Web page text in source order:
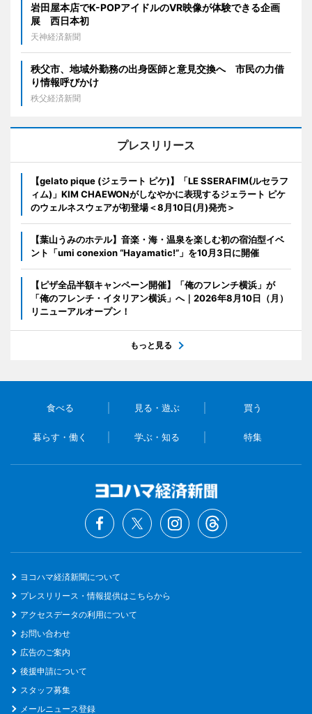
岩田屋本店でK-POPアイドルのVR映像が体験できる企画
展 西日本初
天神経済新聞
秩父市、地域外勤務の出身医師と意見交換へ 市民の力借
り情報呼びかけ
秩父経済新聞
プレスリリース
【gelato pique (ジェラート ピケ)】「LE SSERAFIM(ルセラフ
ィム)」KIM CHAEWONがしなやかに表現するジェラート ピケ
のウェルネスウェアが初登場＜8月10日(月)発売＞
【葉山うみのホテル】音楽・海・温泉を楽しむ初の宿泊型イベ
ント「umi conexion “Hayamatic!”」を10月3日に開催
【ピザ全品半額キャンペーン開催】「俺のフレンチ横浜」が
「俺のフレンチ・イタリアン横浜」へ｜2026年8月10日（月）
リニューアルオープン！
もっと見る
食べる 見る・遊ぶ 買う
暮らす・働く 学ぶ・知る 特集
ヨコハマ経済新聞について
プレスリリース・情報提供はこちらから
アクセスデータの利用について
お問い合わせ
広告のご案内
後援申請について
スタッフ募集
メールニュース登録